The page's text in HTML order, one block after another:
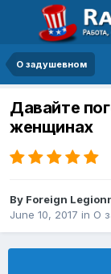
О задушевном
Давайте
женщинах
By Foreign
June 10, 2017 in О